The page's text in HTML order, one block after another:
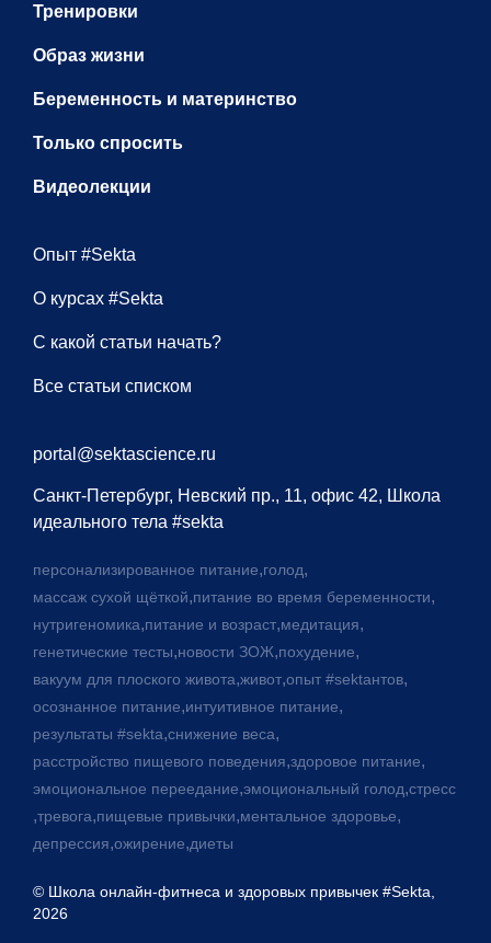
Тренировки
Образ жизни
Беременность и материнство
Только спросить
Видеолекции
Опыт #Sekta
О курсах #Sekta
С какой статьи начать?
Все статьи списком
portal@sektascience.ru
Санкт-Петербург, Невский пр., 11, офис 42, Школа
идеального тела #sekta
персонализированное питание,голод,
массаж сухой щёткой,питание во время беременности,
нутригеномика,питание и возраст,медитация,
генетические тесты,новости ЗОЖ,похудение,
вакуум для плоского живота,живот,опыт #sektaнтов,
осознанное питание,интуитивное питание,
результаты #sekta,снижение веса,
расстройство пищевого поведения,здоровое питание,
эмоциональное переедание,эмоциональный голод,стресс
,тревога,пищевые привычки,ментальное здоровье,
депрессия,ожирение,диеты
© Школа онлайн-фитнеса и здоровых привычек #Sekta,
2026